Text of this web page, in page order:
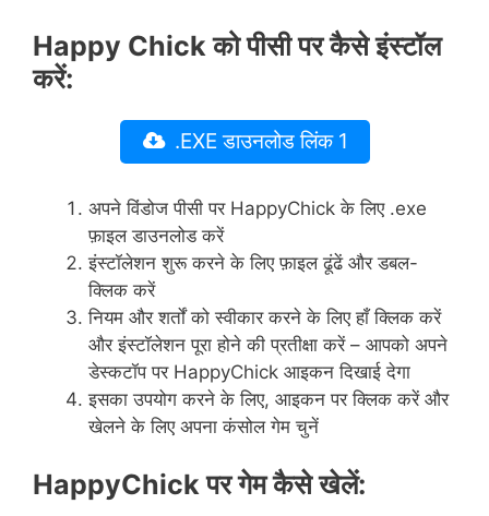
Happy Chick को पीसी पर कैसे इंस्टॉल
करें:
.EXE डाउनलोड लिंक 1
अपने विंडोज पीसी पर HappyChick के लिए .exe
फ़ाइल डाउनलोड करें
इंस्टॉलेशन शुरू करने के लिए फ़ाइल ढूंढें और डबल-
क्लिक करें
नियम और शर्तों को स्वीकार करने के लिए हाँ क्लिक करें
और इंस्टॉलेशन पूरा होने की प्रतीक्षा करें – आपको अपने
डेस्कटॉप पर HappyChick आइकन दिखाई देगा
इसका उपयोग करने के लिए, आइकन पर क्लिक करें और
खेलने के लिए अपना कंसोल गेम चुनें
HappyChick पर गेम कैसे खेलें: